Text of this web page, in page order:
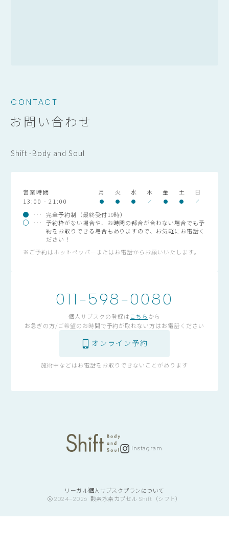
CONTACT
お問い合わせ
Shift -Body and Soul
営業時間 月 火 水 木 金 土
日
13:00 - 21:00
完全予約制（最終受付19時）
予約枠がない場合や、お時間の都合が合わない場合でも予
約をお取りできる場合もありますので、お気軽にお電話く
ださい！
※ご予約はホットペッパーまたはお電話からお願いいたします。
011-598-0080
個人サブスクの登録は こちら から
お急ぎの方/ご希望のお時間で予約が取れない方はお電話ください
オンライン予約
施術中などはお電話をお取りできないことがあります
Instagram
リーガル個人サブスクプランについて
2024–2026 酸素水素カプセル Shift（シフト）